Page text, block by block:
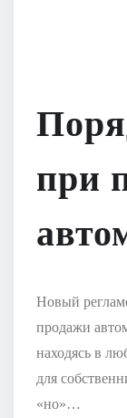
при
Новый
продажи
находясь в
для
«но»…